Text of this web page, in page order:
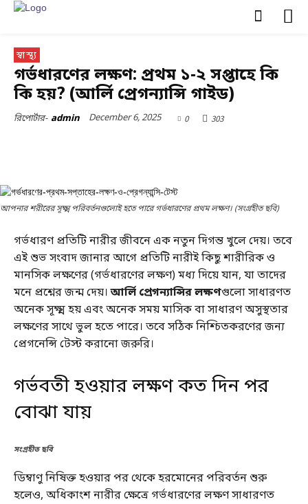
স্বাস্থ্য
গর্ভধারণের লক্ষণ: প্রথম ১-২ সপ্তাহে কি
কি হয়? (আর্লি প্রেগন্যান্সি গাইড)
রিপোর্টার- admin December 6, 2025 0 303
আপনার শরীরের সূক্ষ্ম পরিবর্তনগুলোই হতে পারে গর্ভধারণের প্রথম লক্ষণ। (সংগ্রহীত ছবি)
গর্ভধারণ প্রতিটি নারীর জীবনে এক নতুন দিগন্ত খুলে দেয়। তবে
এই শুভ সংবাদ জানার আগে প্রতিটি নারীই কিছু শারীরিক ও
মানসিক লক্ষণের (গর্ভধারণের লক্ষণ) মধ্য দিয়ে যান, যা তাদের
মনে প্রশ্নের জন্ম দেয়।আর্লি প্রেগন্যান্সির লক্ষণগুলো সাধারণত
অনেক সূক্ষ্ম হয় এবং অনেক সময় মাসিক বা সাধারণ অসুস্থতার
লক্ষণের সাথে ভুল হতে পারে। তবে সঠিক নিশ্চিতকরণের জন্য
প্রেগনেন্সি টেস্ট করানো জরুরি।
গর্ভবতী হওয়ার লক্ষণ কত দিন পর
বোঝা যায়
সংগ্রহীত ছবি
ডিম্বাণু নিষিক্ত হওয়ার পর থেকে হরমোনের পরিবর্তন শুরু
হলেও, অধিকাংশ নারীর ক্ষেত্রে গর্ভধারণের লক্ষণ সাধারণত